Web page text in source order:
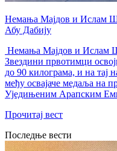
Немања Мајдов и Ислам
Абу Дабију
Немања Мајдов и Ислам
Звездини првотимци
до 90 килограма, и на тај
међу освајаче медаља на
Уједињеним Арапским
Прочитај вест
Последње вести